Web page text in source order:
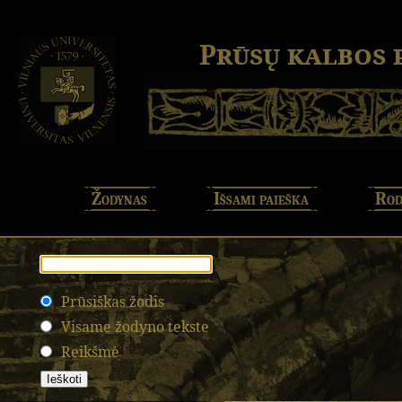
Prūsų kalbos
Žodynas Išsami paieška
Prūsiškas žodis
Visame žodyno tekste
Reikšmė